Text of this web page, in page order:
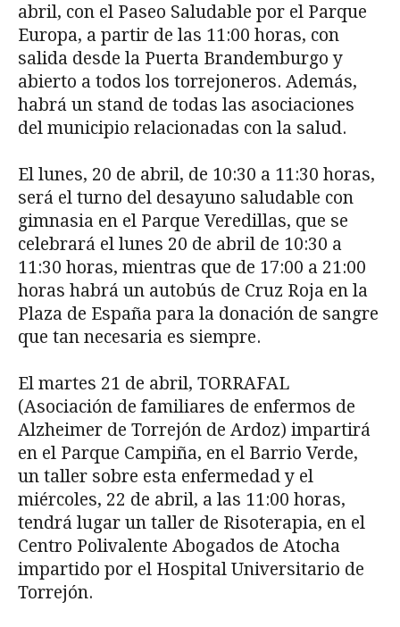
abril, con el Paseo Saludable por el Parque
Europa, a partir de las 11:00 horas, con
salida desde la Puerta Brandemburgo y
abierto a todos los torrejoneros. Además,
habrá un stand de todas las asociaciones
del municipio relacionadas con la salud.
El lunes, 20 de abril, de 10:30 a 11:30 horas,
será el turno del desayuno saludable con
gimnasia en el Parque Veredillas, que se
celebrará el lunes 20 de abril de 10:30 a
11:30 horas, mientras que de 17:00 a 21:00
horas habrá un autobús de Cruz Roja en la
Plaza de España para la donación de sangre
que tan necesaria es siempre.
El martes 21 de abril, TORRAFAL
(Asociación de familiares de enfermos de
Alzheimer de Torrejón de Ardoz) impartirá
en el Parque Campiña, en el Barrio Verde,
un taller sobre esta enfermedad y el
miércoles, 22 de abril, a las 11:00 horas,
tendrá lugar un taller de Risoterapia, en el
Centro Polivalente Abogados de Atocha
impartido por el Hospital Universitario de
Torrejón.